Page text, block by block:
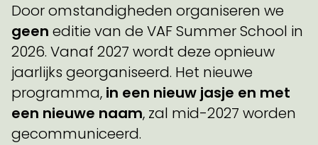
Door omstandigheden organiseren we
geen editie van de VAF Summer School in
2026. Vanaf 2027 wordt deze opnieuw
jaarlijks georganiseerd. Het nieuwe
programma, in een nieuw jasje en met
een nieuwe naam, zal mid-2027 worden
gecommuniceerd.